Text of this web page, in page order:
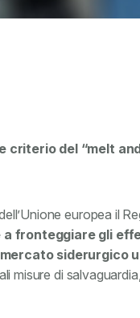
criterio del “melt
europea il
a fronteggiare gli
siderurgico
misure di